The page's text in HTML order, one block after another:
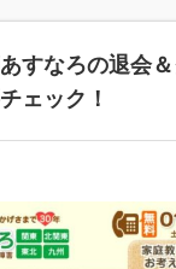
すなろの退会
ェック！